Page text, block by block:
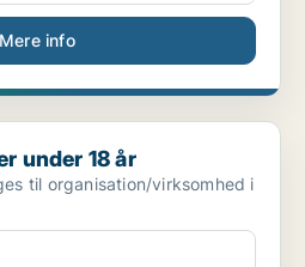
Mere info
år
under 18 år
til organisation/virksomhed i